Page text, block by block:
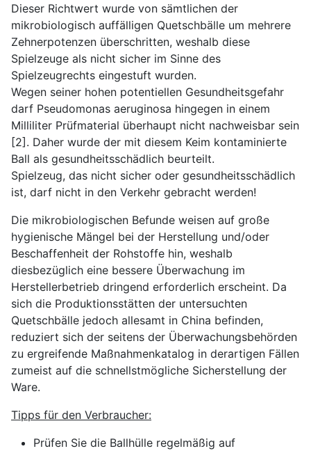
Dieser Richtwert wurde von sämtlichen der
mikrobiologisch auffälligen Quetschbälle um mehrere
Zehnerpotenzen überschritten, weshalb diese
Spielzeuge als nicht sicher im Sinne des
Spielzeugrechts eingestuft wurden.
Wegen seiner hohen potentiellen Gesundheitsgefahr
darf Pseudomonas aeruginosa hingegen in einem
Milliliter Prüfmaterial überhaupt nicht nachweisbar sein
[2]. Daher wurde der mit diesem Keim kontaminierte
Ball als gesundheitsschädlich beurteilt.
Spielzeug, das nicht sicher oder gesundheitsschädlich
ist, darf nicht in den Verkehr gebracht werden!
Die mikrobiologischen Befunde weisen auf große
hygienische Mängel bei der Herstellung und/oder
Beschaffenheit der Rohstoffe hin, weshalb
diesbezüglich eine bessere Überwachung im
Herstellerbetrieb dringend erforderlich erscheint. Da
sich die Produktionsstätten der untersuchten
Quetschbälle jedoch allesamt in China befinden,
reduziert sich der seitens der Überwachungsbehörden
zu ergreifende Maßnahmenkatalog in derartigen Fällen
zumeist auf die schnellstmögliche Sicherstellung der
Ware.
Tipps für den Verbraucher:
Prüfen Sie die Ballhülle regelmäßig auf